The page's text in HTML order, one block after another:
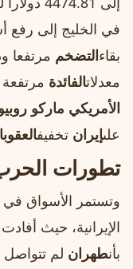
في الخليج إلى رفع
بقاءالتضخم مرتفعا
معدلاتالفائدة
الأمريكي ماركو
علىإيران تخفيف
تطورات الحرب
وتستمر الأسواق في
الإيرانية، حيث
بأنطهران لم